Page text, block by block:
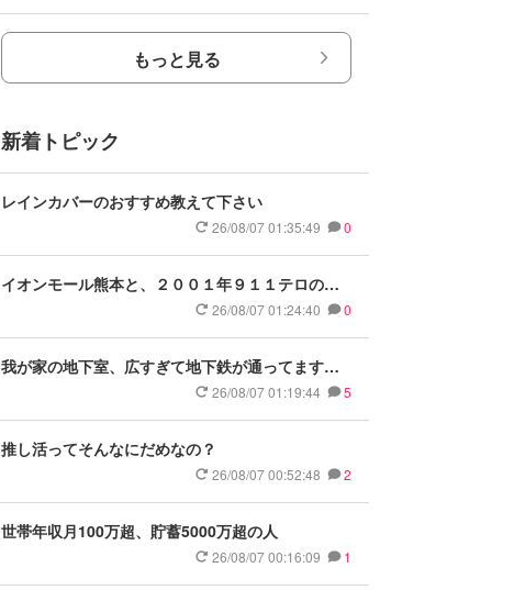
もっと見る
新着トピック
レインカバーのおすすめ教えて下さい
26/08/07 01:35:49 0
イオンモール熊本と、２００１年９１１テロの貿
易センタービルの延べ床面積を比べると
26/08/07 01:24:40 0
我が家の地下室、広すぎて地下鉄が通ってますが
26/08/07 01:19:44 5
推し活ってそんなにだめなの？
26/08/07 00:52:48 2
世帯年収月100万超、貯蓄5000万超の人
26/08/07 00:16:09 1